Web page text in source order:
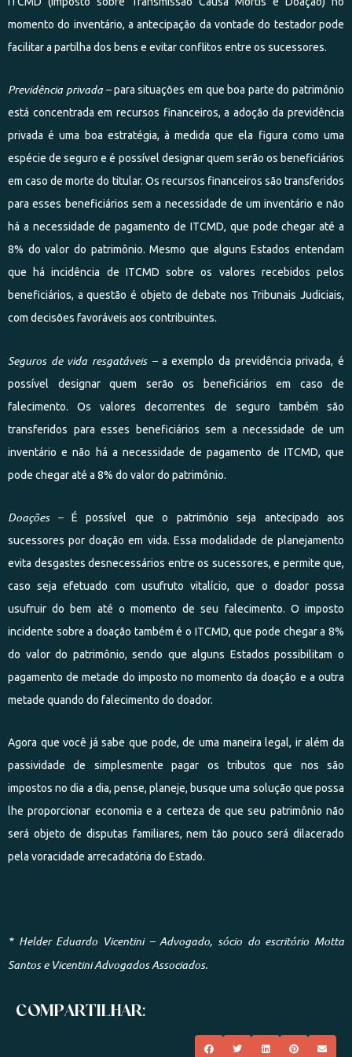
momento do inventário, a antecipação da vontade do testador pode
facilitar a partilha dos bens e evitar conflitos entre os sucessores.
Previdência privada –para situações em que boa parte do patrimônio
está concentrada em recursos financeiros, a adoção da previdência
privada é uma boa estratégia, à medida que ela figura como uma
espécie de seguro e é possível designar quem serão os beneficiários
em caso de morte do titular. Os recursos financeiros são transferidos
para esses beneficiários sem a necessidade de um inventário e não
há a necessidade de pagamento de ITCMD, que pode chegar até a
8% do valor do patrimônio. Mesmo que alguns Estados entendam
que há incidência de ITCMD sobre os valores recebidos pelos
beneficiários, a questão é objeto de debate nos Tribunais Judiciais,
com decisões favoráveis aos contribuintes.
Seguros de vida resgatáveis –a exemplo da previdência privada, é
possível designar quem serão os beneficiários em caso de
falecimento. Os valores decorrentes de seguro também são
transferidos para esses beneficiários sem a necessidade de um
inventário e não há a necessidade de pagamento de ITCMD, que
pode chegar até a 8% do valor do patrimônio.
Doações –É possível que o patrimônio seja antecipado aos
sucessores por doação em vida. Essa modalidade de planejamento
evita desgastes desnecessários entre os sucessores, e permite que,
caso seja efetuado com usufruto vitalício, que o doador possa
usufruir do bem até o momento de seu falecimento. O imposto
incidente sobre a doação também é o ITCMD, que pode chegar a 8%
do valor do patrimônio, sendo que alguns Estados possibilitam o
pagamento de metade do imposto no momento da doação e a outra
metade quando do falecimento do doador.
Agora que você já sabe que pode, de uma maneira legal, ir além da
passividade de simplesmente pagar os tributos que nos são
impostos no dia a dia, pense, planeje, busque uma solução que possa
lhe proporcionar economia e a certeza de que seu patrimônio não
será objeto de disputas familiares, nem tão pouco será dilacerado
pela voracidade arrecadatória do Estado.
* Helder Eduardo Vicentini – Advogado, sócio do escritório Motta
Santos e Vicentini Advogados Associados.
COMPARTILHAR: